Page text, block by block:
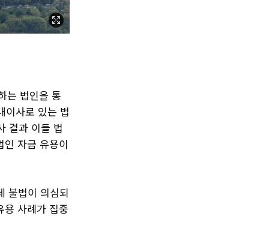
는 법인을 통
이사로 있는 법
결과 이들 법
자금 유용이
불법이 의심되
용 사례가 집중